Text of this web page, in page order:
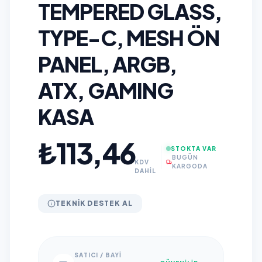
TEMPERED GLASS,
TYPE-C, MESH ÖN
PANEL, ARGB,
ATX, GAMING
KASA
₺113,46KDV
DAHİL
STOKTA VAR
BUGÜN
KARGODA
TEKNIK DESTEK AL
SATICI / BAYI